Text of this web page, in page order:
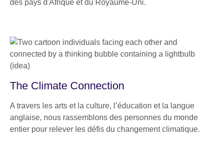
des pays d'Afrique et du Royaume-Uni.
The Climate Connection
A travers les arts et la culture, l’éducation et la langue
anglaise, nous rassemblons des personnes du monde
entier pour relever les défis du changement climatique.